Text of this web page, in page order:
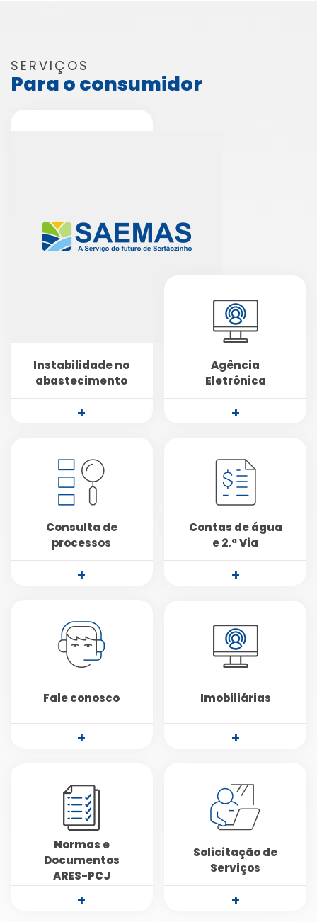
SERVIÇOS
Para o consumidor
Instabilidade no
abastecimento
+
Agência
Eletrônica
+
Consulta de
processos
+
Contas de água
e 2.ª Via
+
Fale conosco
+
Imobiliárias
+
Normas e
Documentos
ARES-PCJ
+
Solicitação de
Serviços
+